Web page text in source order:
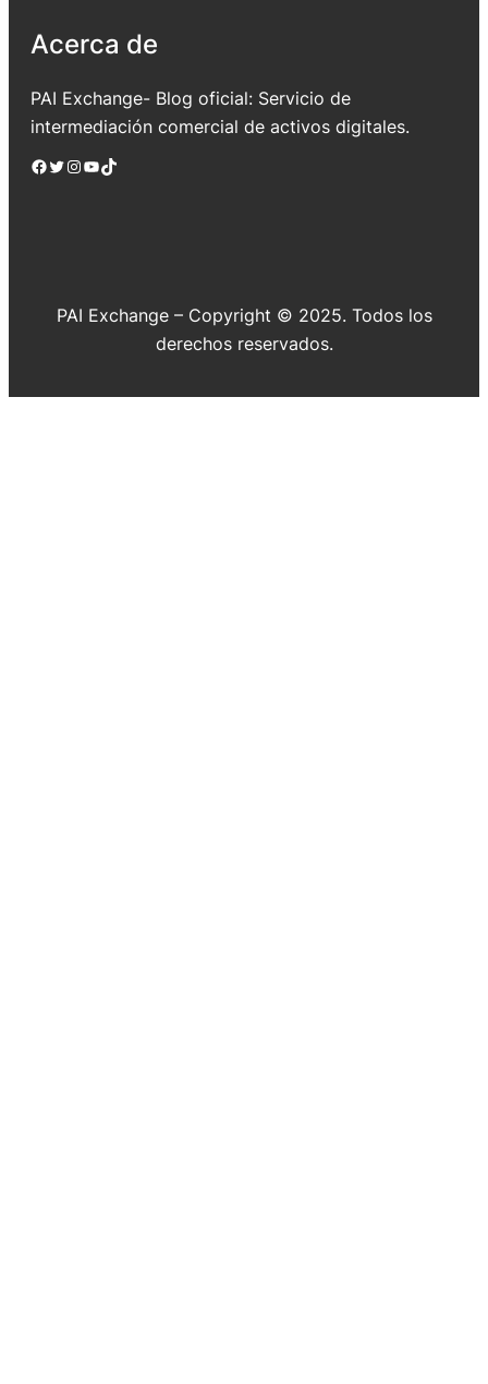
Acerca de
PAI Exchange- Blog oficial: Servicio de
intermediación comercial de activos digitales.
Facebook Twitter Instagram YouTube TikTok
PAI Exchange – Copyright © 2025. Todos los
derechos reservados.